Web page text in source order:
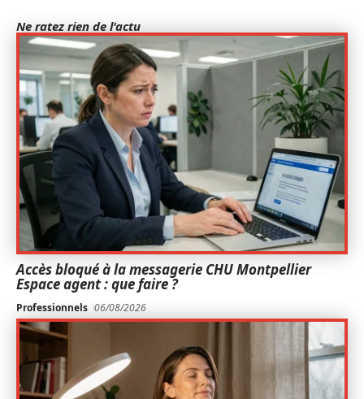
Ne ratez rien de l'actu
Accès bloqué à la messagerie CHU Montpellier
Espace agent : que faire ?
Professionnels 06/08/2026